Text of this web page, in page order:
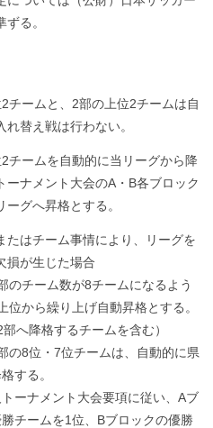
る。
チームと、2部の上位2チームは自
替え戦は行わない。
チームを自動的に当リーグから降
ーナメント大会のA・B各ブロック
グへ昇格とする。
たはチーム事情により、リーグを
損が生じた場合
のチーム数が8チームになるよう
位から繰り上げ自動昇格とする。
部へ降格するチームを含む）
の8位・7位チームは、自動的に県
する。
ーナメント大会要項に従い、Aブ
チームを1位、Bブロックの優勝